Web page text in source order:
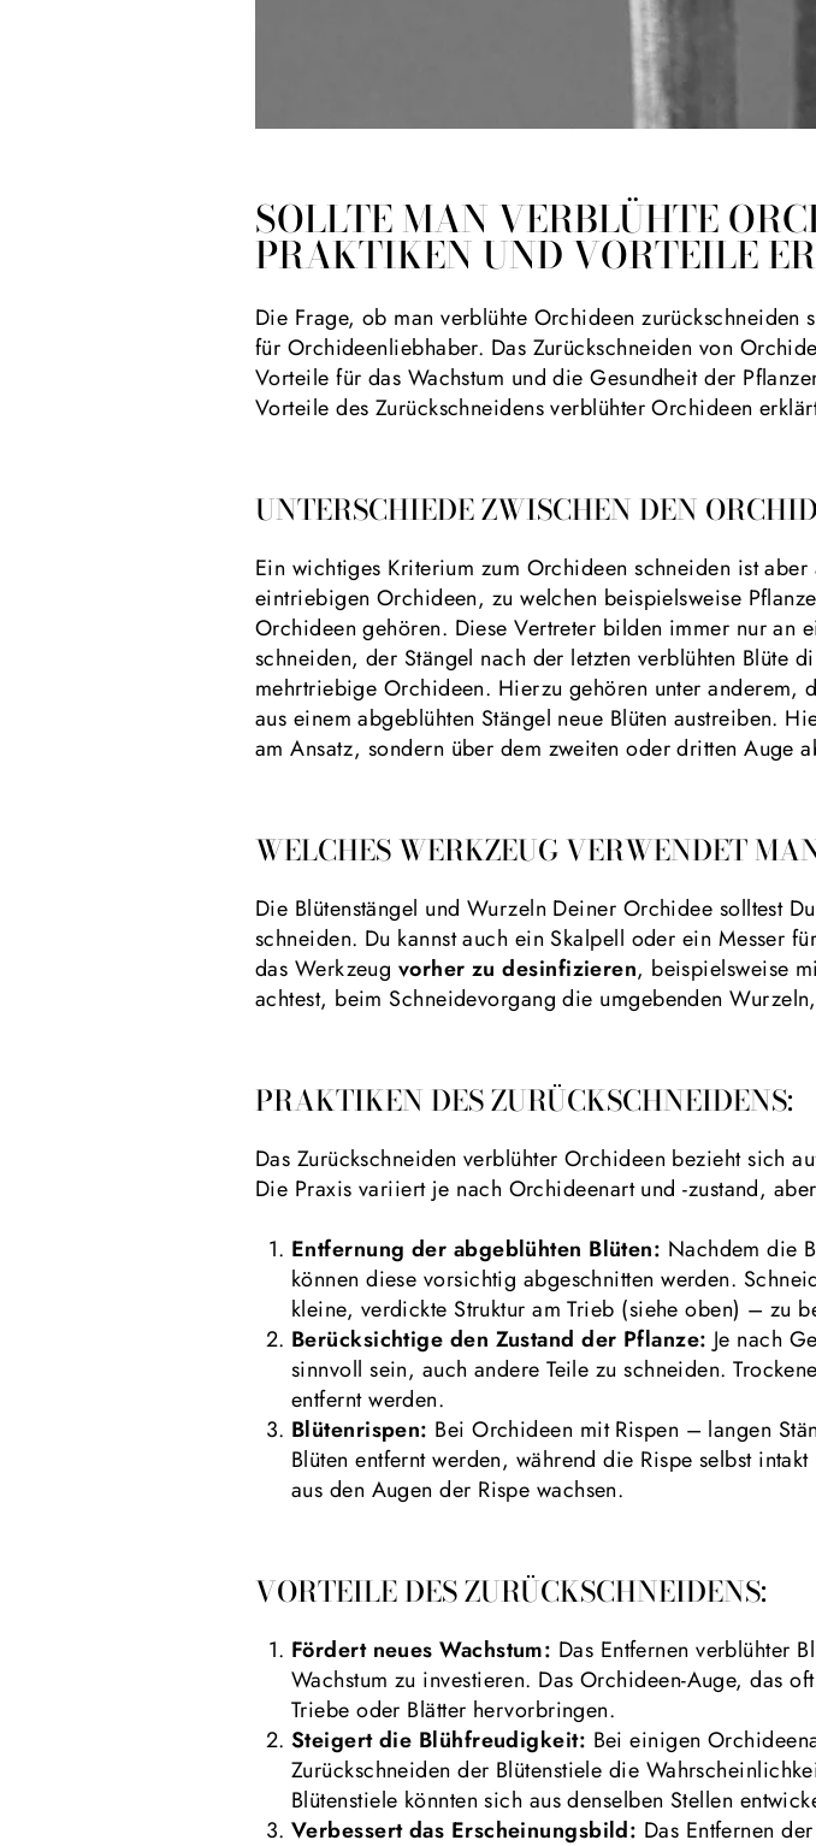
SOLLTE MAN VERBLÜHTE
PRAKTIKEN UND VORTEILE
Die Frage, ob man verblühte Orchideen
für Orchideenliebhaber. Das Zurückschneiden von
Vorteile für das Wachstum und die Gesundheit der
Vorteile des Zurückschneidens verblühter Orchideen
UNTERSCHIEDE ZWISCHEN DEN
Ein wichtiges Kriterium zum Orchideen schneiden ist
eintriebigen Orchideen, zu welchen beispielsweise
Orchideen gehören. Diese Vertreter bilden immer nur an
schneiden, der Stängel nach der letzten verblühten Blüte
mehrtriebige Orchideen. Hierzu gehören unter anderem,
aus einem abgeblühten Stängel neue Blüten austreiben.
am Ansatz, sondern über dem zweiten oder dritten Auge
WELCHES WERKZEUG VERWENDET
Die Blütenstängel und Wurzeln Deiner Orchidee solltest
schneiden. Du kannst auch ein Skalpell oder ein Messer
das Werkzeug vorher zu desinfizieren, beispielsweise
achtest, beim Schneidevorgang die umgebenden
PRAKTIKEN DES ZURÜCKSCHNEIDENS:
Das Zurückschneiden verblühter Orchideen bezieht sich
Die Praxis variiert je nach Orchideenart und -zustand,
Entfernung der abgeblühten Blüten: Nachdem die
können diese vorsichtig abgeschnitten werden.
kleine, verdickte Struktur am Trieb (siehe oben) – zu
Berücksichtige den Zustand der Pflanze: Je nach
sinnvoll sein, auch andere Teile zu schneiden.
entfernt werden.
Blütenrispen: Bei Orchideen mit Rispen – langen
Blüten entfernt werden, während die Rispe selbst
aus den Augen der Rispe wachsen.
VORTEILE DES ZURÜCKSCHNEIDENS:
Fördert neues Wachstum: Das Entfernen verblühter
Wachstum zu investieren. Das Orchideen-Auge, das
Triebe oder Blätter hervorbringen.
Steigert die Blühfreudigkeit: Bei einigen
Zurückschneiden der Blütenstiele die
Blütenstiele könnten sich aus denselben Stellen
Verbessert das Erscheinungsbild: Das Entfernen